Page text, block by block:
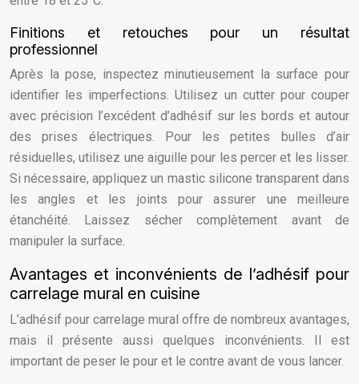
Finitions et retouches pour un résultat
professionnel
Après la pose, inspectez minutieusement la surface pour
identifier les imperfections. Utilisez un cutter pour couper
avec précision l’excédent d’adhésif sur les bords et autour
des prises électriques. Pour les petites bulles d’air
résiduelles, utilisez une aiguille pour les percer et les lisser.
Si nécessaire, appliquez un mastic silicone transparent dans
les angles et les joints pour assurer une meilleure
étanchéité. Laissez sécher complètement avant de
manipuler la surface.
Avantages et inconvénients de l’adhésif pour
carrelage mural en cuisine
L’adhésif pour carrelage mural offre de nombreux avantages,
mais il présente aussi quelques inconvénients. Il est
important de peser le pour et le contre avant de vous lancer.